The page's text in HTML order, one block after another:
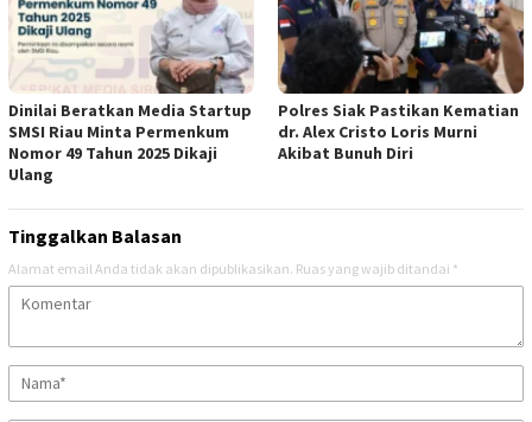
Dinilai Beratkan Media Startup
SMSI Riau Minta Permenkum
Nomor 49 Tahun 2025 Dikaji
Ulang
Polres Siak Pastikan Kematian
dr. Alex Cristo Loris Murni
Akibat Bunuh Diri
Tinggalkan Balasan
Alamat email Anda tidak akan dipublikasikan. Ruas yang wajib ditandai *